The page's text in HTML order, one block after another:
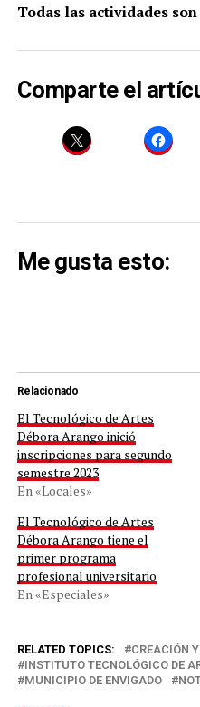
Todas las actividades
Comparte el
Me gusta esto:
Relacionado
El Tecnológico de Artes
Débora Arango inició
inscripciones para segundo
semestre 2023
En «Locales»
El Tecnológico de Artes
Débora Arango tiene el
primer programa
profesional universitario
En «Especiales»
RELATED TOPICS:
CREACIÓN
INSTITUTO TECNOLÓGICO DE
MUNICIPIO DE ENVIGADO